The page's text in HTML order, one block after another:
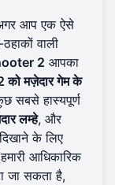
अगर आप एक ऐसे
वाली
2 आपका
मज़ेदार गेम के
सबसे हास्यपूर्ण
लम्हे, और
के लिए
आधिकारिक
जा सकता है,